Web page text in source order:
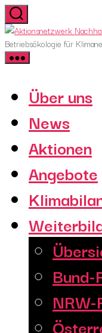
Skip
to
the
content
Betriebsökologie für
Über uns
News
Aktionen
Angebote
Bund-
NRW-